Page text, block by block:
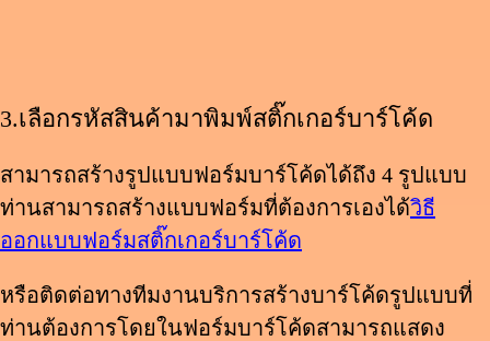
3.เลือกรหัสสินค้ามาพิมพ์สติ๊กเกอร์บาร์โค้ด
สามารถสร้างรูปแบบฟอร์มบาร์โค้ดได้ถึง 4 รูปแบบ
ท่านสามารถสร้างแบบฟอร์มที่ต้องการเองได้วิธี
ออกแบบฟอร์มสติ๊กเกอร์บาร์โค้ด
หรือติดต่อทางทีมงานบริการสร้างบาร์โค้ดรูปแบบที่
ท่านต้องการโดยในฟอร์มบาร์โค้ดสามารถแสดง